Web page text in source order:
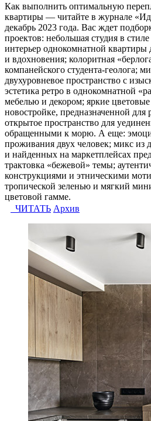
Как выполнить оптимальную
квартиры — читайте в журнале
декабрь 2023 года. Вас ждет
проектов: небольшая студия в
интерьер однокомнатной квартиры
и вдохновения; колоритная
компанейского студента-геолога;
двухуровневое пространство с
эстетика ретро в однокомнатной
мебелью и декором; яркие цветовые
новостройке, предназначенной для
открытое пространство для
обращенными к морю. А еще:
проживания двух человек; микс из
и найденных на маркетплейсах
трактовка «бежевой» темы;
конструкциями и этническими
тропической зеленью и мягкий
цветовой гамме.
ЧИТАТЬ Архив